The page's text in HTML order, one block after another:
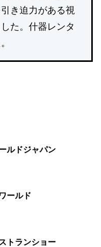
き迫力がある視
た。什器レンタ
ルドジャパン
ールド
トランショー